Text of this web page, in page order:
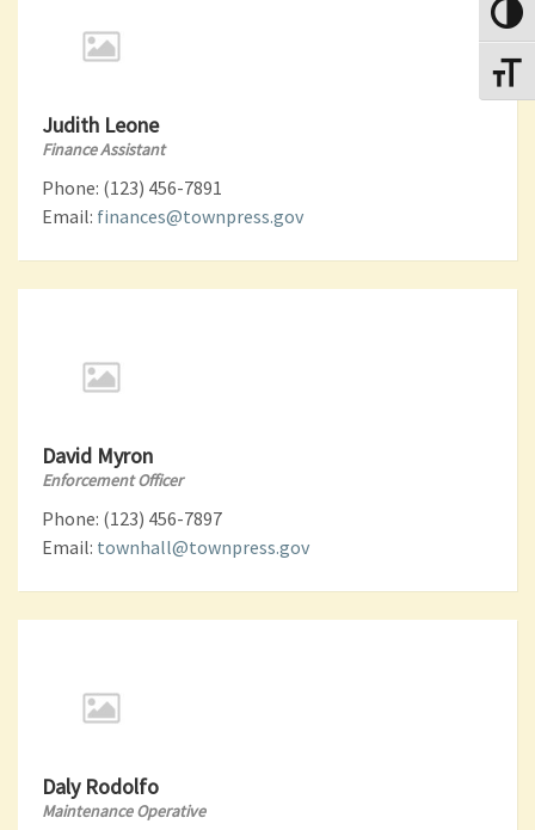
Judith Leone
Finance Assistant
Phone: (123) 456-7891
Email: finances@townpress.gov
David Myron
Enforcement Officer
Phone: (123) 456-7897
Email: townhall@townpress.gov
Daly Rodolfo
Maintenance Operative